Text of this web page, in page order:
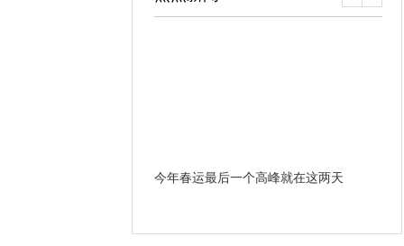
今年春运最后一个高峰就在这两天